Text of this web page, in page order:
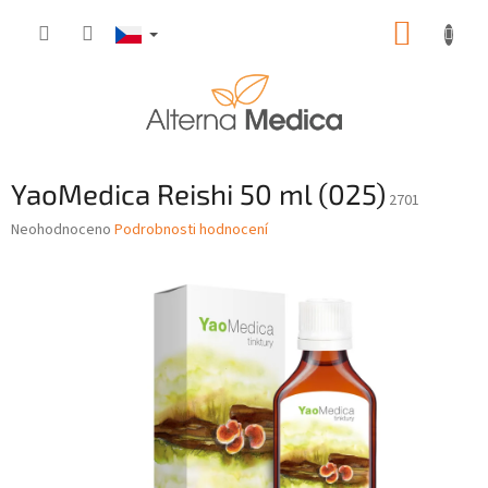
YaoMedica Reishi 50 ml (025) 2701
Průměrné
Neohodnoceno Podrobnosti hodnocení